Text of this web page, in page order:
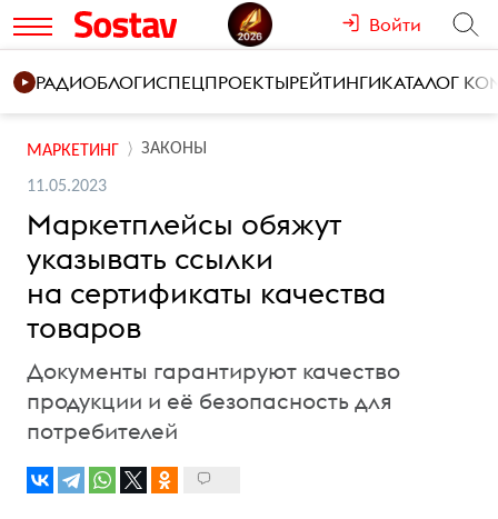
Войти
РАДИОБЛОГИСПЕЦПРОЕКТЫРЕЙТИНГИКАТАЛОГ
МАРКЕТИНГ ЗАКОНЫ
11.05.2023
Маркетплейсы обяжут
указывать ссылки
на сертификаты качества
товаров
Документы гарантируют качество
продукции и её безопасность для
потребителей